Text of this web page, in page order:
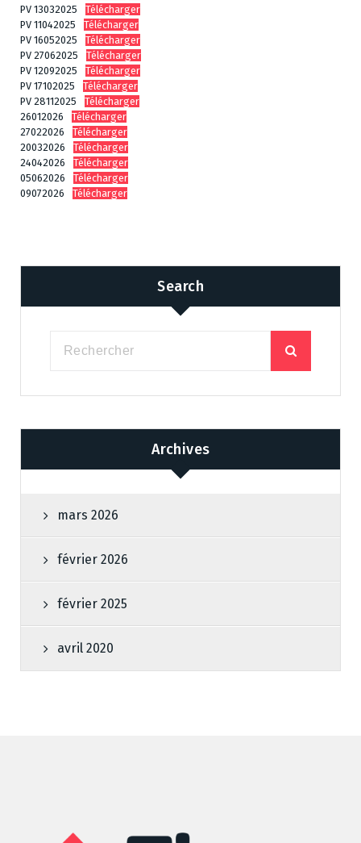
PV 13032025
Télécharger
PV 11042025
Télécharger
PV 16052025
Télécharger
PV 27062025
Télécharger
PV 12092025
Télécharger
PV 17102025
Télécharger
PV 28112025
Télécharger
26012026
Télécharger
27022026
Télécharger
20032026
Télécharger
24042026
Télécharger
05062026
Télécharger
09072026
Télécharger
Search
Archives
mars 2026
février 2026
février 2025
avril 2020